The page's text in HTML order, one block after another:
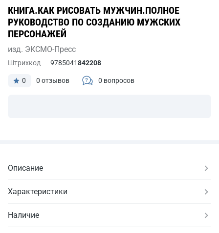
КНИГА.КАК РИСОВАТЬ МУЖЧИН.ПОЛНОЕ
РУКОВОДСТВО ПО СОЗДАНИЮ МУЖСКИХ
ПЕРСОНАЖЕЙ
изд. ЭКСМО-Пресс
0 0 отзывов 0 вопросов
Штрихкод 9785041842208
Описание
Характеристики
Наличие